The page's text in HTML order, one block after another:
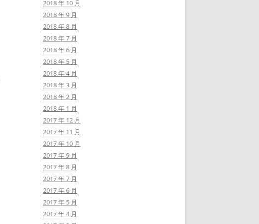
2018 年 10 月
2018 年 9 月
2018 年 8 月
2018 年 7 月
2018 年 6 月
2018 年 5 月
2018 年 4 月
2018 年 3 月
2018 年 2 月
2018 年 1 月
2017 年 12 月
2017 年 11 月
2017 年 10 月
2017 年 9 月
2017 年 8 月
2017 年 7 月
2017 年 6 月
2017 年 5 月
2017 年 4 月